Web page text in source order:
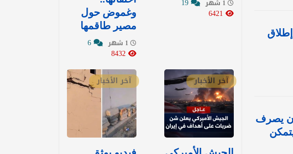
يصرف
وغموض حول
مصير طاقمها
آخر الأخبار
آخر الأخبار